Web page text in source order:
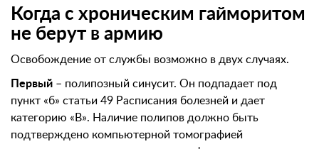
Когда с хроническим гайморитом
не берут в армию
Освобождение от службы возможно в двух случаях.
Первый – полипозный синусит. Он подпадает под
пункт «б» статьи 49 Расписания болезней и дает
категорию «В». Наличие полипов должно быть
подтверждено компьютерной томографией